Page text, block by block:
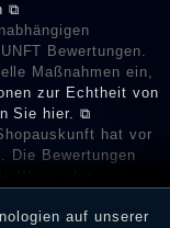
⧉
Bewertungen.
Maßnahmen ein,
zur Echtheit von
Sie hier. ⧉
hat vor
Die Bewertungen
Händler die
auf unserer